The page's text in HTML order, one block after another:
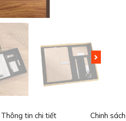
Thông tin chi tiết Chinh